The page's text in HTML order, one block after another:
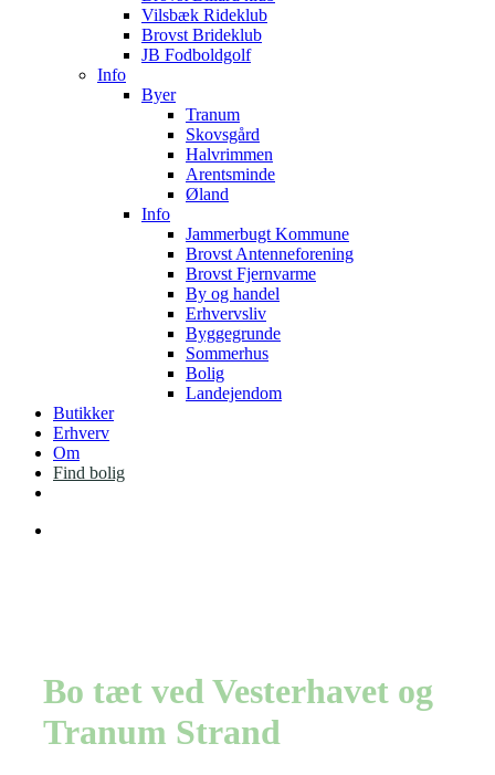
Vilsbæk Rideklub
Brovst Brideklub
JB Fodboldgolf
Info
Byer
Tranum
Skovsgård
Halvrimmen
Arentsminde
Øland
Info
Jammerbugt Kommune
Brovst Antenneforening
Brovst Fjernvarme
By og handel
Erhvervsliv
Byggegrunde
Sommerhus
Bolig
Landejendom
Butikker
Erhverv
Om
Find bolig
Bo tæt ved Vesterhavet og
Tranum Strand